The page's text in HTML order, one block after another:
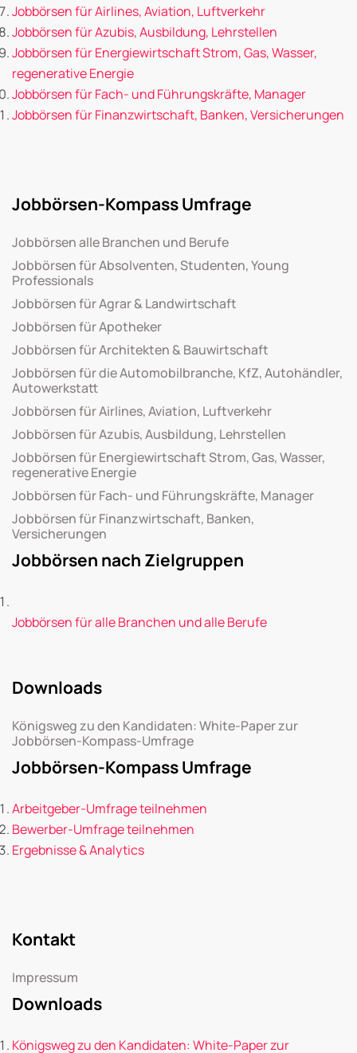
Jobbörsen für Airlines, Aviation, Luftverkehr
Jobbörsen für Azubis, Ausbildung, Lehrstellen
Jobbörsen für Energiewirtschaft Strom, Gas, Wasser,
regenerative Energie
Jobbörsen für Fach- und Führungskräfte, Manager
Jobbörsen für Finanzwirtschaft, Banken, Versicherungen
Jobbörsen-Kompass Umfrage
Jobbörsen alle Branchen und Berufe
Jobbörsen für Absolventen, Studenten, Young
Professionals
Jobbörsen für Agrar & Landwirtschaft
Jobbörsen für Apotheker
Jobbörsen für Architekten & Bauwirtschaft
Jobbörsen für die Automobilbranche, KfZ, Autohändler,
Autowerkstatt
Jobbörsen für Airlines, Aviation, Luftverkehr
Jobbörsen für Azubis, Ausbildung, Lehrstellen
Jobbörsen für Energiewirtschaft Strom, Gas, Wasser,
regenerative Energie
Jobbörsen für Fach- und Führungskräfte, Manager
Jobbörsen für Finanzwirtschaft, Banken,
Versicherungen
Jobbörsen nach Zielgruppen
Jobbörsen für alle Branchen und alle Berufe
Downloads
Königsweg zu den Kandidaten: White-Paper zur
Jobbörsen-Kompass-Umfrage
Jobbörsen-Kompass Umfrage
Arbeitgeber-Umfrage teilnehmen
Bewerber-Umfrage teilnehmen
Ergebnisse & Analytics
Kontakt
Impressum
Downloads
Königsweg zu den Kandidaten: White-Paper zur